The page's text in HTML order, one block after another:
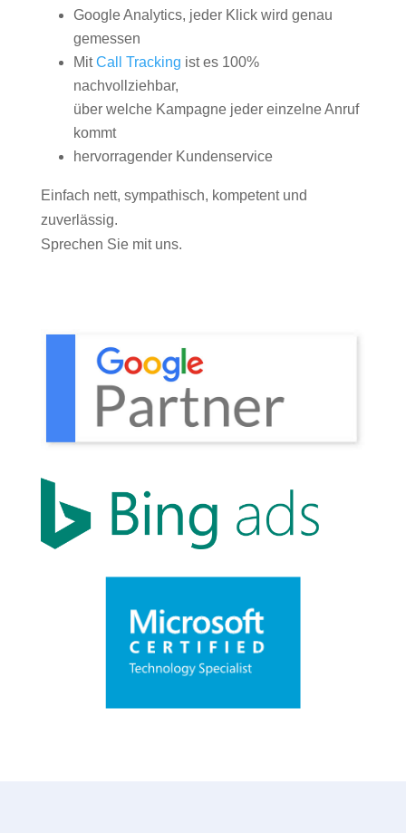
Google Analytics, jeder Klick wird genau
gemessen
MitCall Tracking ist es 100%
nachvollziehbar,
über welche Kampagne jeder einzelne Anruf
kommt
hervorragender Kundenservice
Einfach nett, sympathisch, kompetent und
zuverlässig.
Sprechen Sie mit uns.